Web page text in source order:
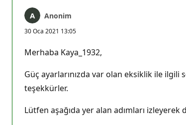
Anonim
30 Oca 2021 13:05
Merhaba Kaya_1932,
Güç ayarlarınızda var olan eksiklik ile ilgili
teşekkürler.
Lütfen aşağıda yer alan adımları